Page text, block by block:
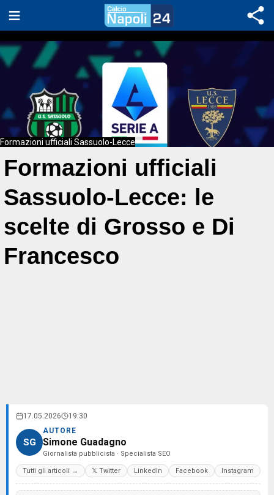
Formazioni ufficiali Sassuolo-Lecce
Formazioni ufficiali
Sassuolo-Lecce: le
scelte di Grosso e Di
Francesco
17.05.2026 19:30
SG
AUTORE
Simone Guadagno
Giornalista pubblicista · Specialista SEO
Tutti gli articoli → 𝕏 Twitter LinkedIn Facebook Instagram